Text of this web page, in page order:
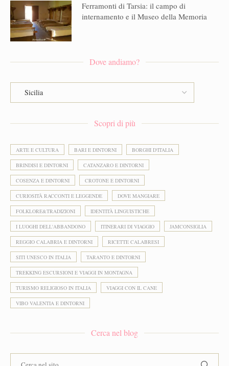
Ferramonti di Tarsia: il campo di
internamento e il Museo della Memoria
Dove andiamo?
Scopri di più
ARTE E CULTURA BARI E DINTORNI BORGHI D'ITALIA
BRINDISI E DINTORNI CATANZARO E DINTORNI
COSENZA E DINTORNI CROTONE E DINTORNI
CURIOSITÀ RACCONTI E LEGGENDE DOVE MANGIARE
FOLKLORE&TRADIZIONI IDENTITÀ LINGUISTICHE
I LUOGHI DELL'ABBANDONO ITINERARI DI VIAGGIO JAMCONSIGLIA
REGGIO CALABRIA E DINTORNI RICETTE CALABRESI
SITI UNESCO IN ITALIA TARANTO E DINTORNI
TREKKING ESCURSIONI E VIAGGI IN MONTAGNA
TURISMO RELIGIOSO IN ITALIA VIAGGI CON IL CANE
VIBO VALENTIA E DINTORNI
Cerca nel blog